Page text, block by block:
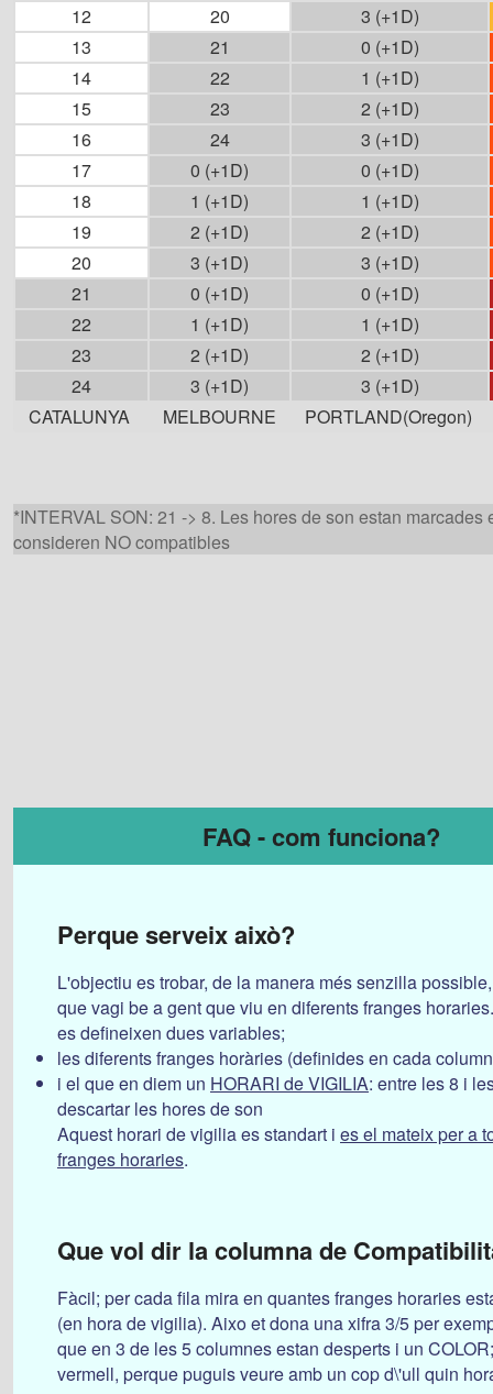
12
20
3 (+1D)
13
21
0 (+1D)
14
22
1 (+1D)
15
23
2 (+1D)
16
24
3 (+1D)
17
0 (+1D)
0 (+1D)
18
1 (+1D)
1 (+1D)
19
2 (+1D)
2 (+1D)
20
3 (+1D)
3 (+1D)
21
0 (+1D)
0 (+1D)
22
1 (+1D)
1 (+1D)
23
2 (+1D)
2 (+1D)
24
3 (+1D)
3 (+1D)
CATALUNYA
MELBOURNE PORTLAND(Oregon)
*INTERVAL SON: 21 -> 8. Les hores de son estan marcades
consideren NO compatibles
FAQ - com funciona?
Perque serveix això?
L'objectiu es trobar, de la manera més senzilla
que vagi be a gent que viu en diferents franges
es defineixen dues variables;
les diferents franges horàries (definides en cada
i el que en diem un HORARI de VIGILIA: entre les 8 i
descartar les hores de son
Aquest horari de vigilia es standart i es el mateix per a
franges horaries.
Que vol dir la columna de
Fàcil; per cada fila mira en quantes franges horaries
(en hora de vigilia). Aixo et dona una xifra 3/5 per
que en 3 de les 5 columnes estan desperts i un
vermell, perque puguis veure amb un cop d\'ull quin